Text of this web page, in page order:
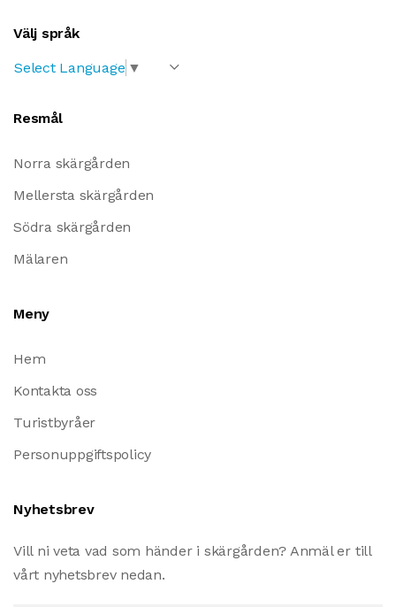
Välj språk
Select Language ▼
Resmål
Norra skärgården
Mellersta skärgården
Södra skärgården
Mälaren
Meny
Hem
Kontakta oss
Turistbyråer
Personuppgiftspolicy
Nyhetsbrev
Vill ni veta vad som händer i skärgården? Anmäl er till
vårt nyhetsbrev nedan.